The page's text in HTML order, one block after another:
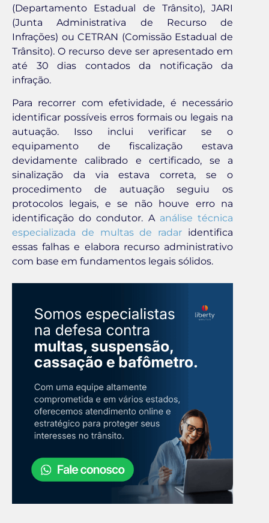
(Departamento Estadual de Trânsito), JARI
(Junta Administrativa de Recurso de
Infrações) ou CETRAN (Comissão Estadual de
Trânsito). O recurso deve ser apresentado em
até 30 dias contados da notificação da
infração.
Para recorrer com efetividade, é necessário
identificar possíveis erros formais ou legais na
autuação. Isso inclui verificar se o
equipamento de fiscalização estava
devidamente calibrado e certificado, se a
sinalização da via estava correta, se o
procedimento de autuação seguiu os
protocolos legais, e se não houve erro na
identificação do condutor. A análise técnica
especializada de multas de radar identifica
essas falhas e elabora recurso administrativo
com base em fundamentos legais sólidos.